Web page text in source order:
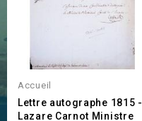
Accueil
Lettre autographe 1815 -
Lazare Carnot Ministre